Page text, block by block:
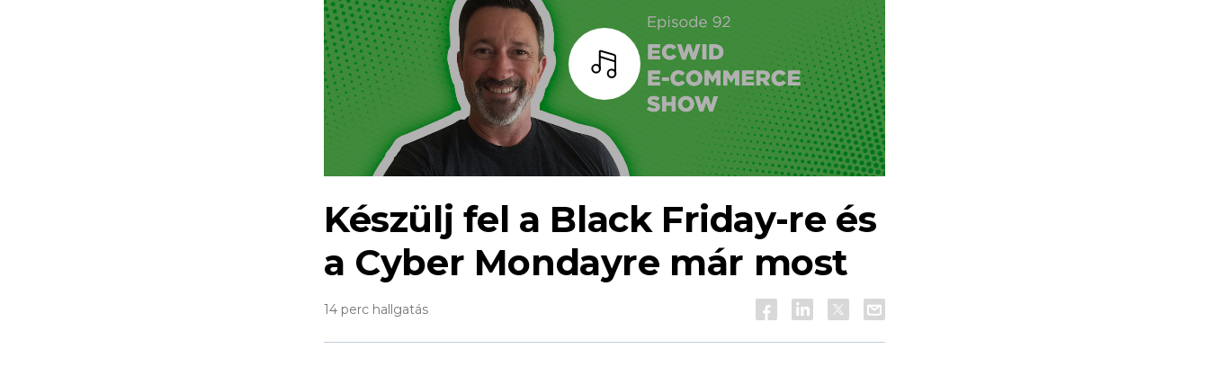
Hallgass
Készülj fel a Black Friday-re és
a Cyber ​​Mondayre már most
14 perc hallgatás